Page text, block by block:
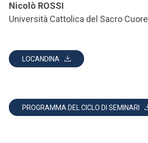
Nicolò ROSSI
Università Cattolica del Sacro Cuore
LOCANDINA
PROGRAMMA DEL CICLO DI SEMINARI